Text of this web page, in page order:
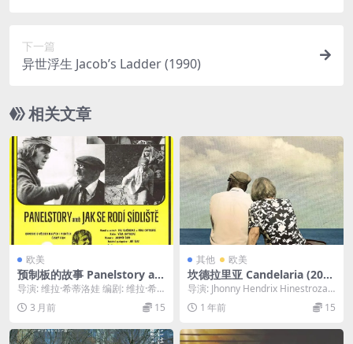
下一篇
异世浮生 Jacob’s Ladder (1990)
相关文章
欧美
预制板的故事 Panelstory an
eb Jak se rodí sídliste (198
0)
导演: 维拉·希蒂洛娃 编剧: 维拉·希
蒂洛娃 / Eva Kacírková ...
3 月前 15
其他 欧美
坎德拉里亚 Candelaria (201
7)
导演: Jhonny Hendrix Hinestroza
编剧: Jhonny...
1 年前 15